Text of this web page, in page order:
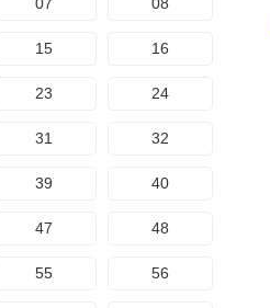
15 16
23 24
31 32
39 40
47 48
55 56